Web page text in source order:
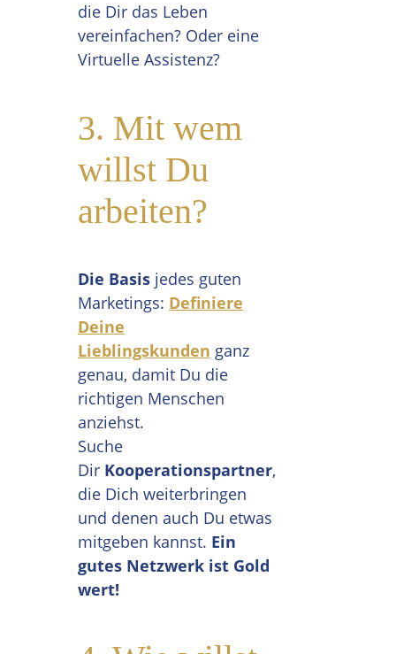
die Dir das Leben
vereinfachen? Oder eine
Virtuelle Assistenz?
3. Mit wem
willst Du
arbeiten?
Die Basis jedes guten
Marketings: Definiere
Deine
Lieblingskunden ganz
genau, damit Du die
richtigen Menschen
anziehst.
Suche
Dir Kooperationspartner,
die Dich weiterbringen
und denen auch Du etwas
mitgeben kannst. Ein
gutes Netzwerk ist Gold
wert!